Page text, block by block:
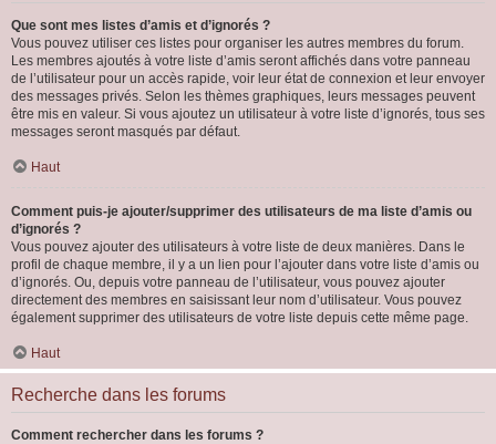
Que sont mes listes d’amis et d’ignorés ?
Vous pouvez utiliser ces listes pour organiser les autres membres du forum.
Les membres ajoutés à votre liste d’amis seront affichés dans votre panneau
de l’utilisateur pour un accès rapide, voir leur état de connexion et leur envoyer
des messages privés. Selon les thèmes graphiques, leurs messages peuvent
être mis en valeur. Si vous ajoutez un utilisateur à votre liste d’ignorés, tous ses
messages seront masqués par défaut.
Haut
Comment puis-je ajouter/supprimer des utilisateurs de ma liste d’amis ou
d’ignorés ?
Vous pouvez ajouter des utilisateurs à votre liste de deux manières. Dans le
profil de chaque membre, il y a un lien pour l’ajouter dans votre liste d’amis ou
d’ignorés. Ou, depuis votre panneau de l’utilisateur, vous pouvez ajouter
directement des membres en saisissant leur nom d’utilisateur. Vous pouvez
également supprimer des utilisateurs de votre liste depuis cette même page.
Haut
Recherche dans les forums
Comment rechercher dans les forums ?